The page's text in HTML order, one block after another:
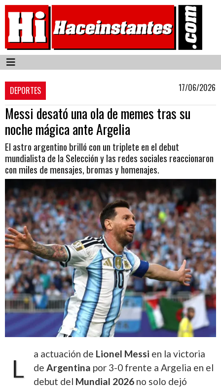
DEPORTES 17/06/2026
Messi desató una ola de memes tras su
noche mágica ante Argelia
El astro argentino brilló con un triplete en el debut
mundialista de la Selección y las redes sociales reaccionaron
con miles de mensajes, bromas y homenajes.
L
a actuación de Lionel Messi en la victoria
de Argentina por 3-0 frente a Argelia en el
debut del Mundial 2026 no solo dejó